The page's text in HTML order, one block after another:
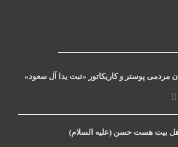
مردمی پوستر و کاریکاتور «تبت یدا آل سعود»
بیت هست حسن (علیه السلام)